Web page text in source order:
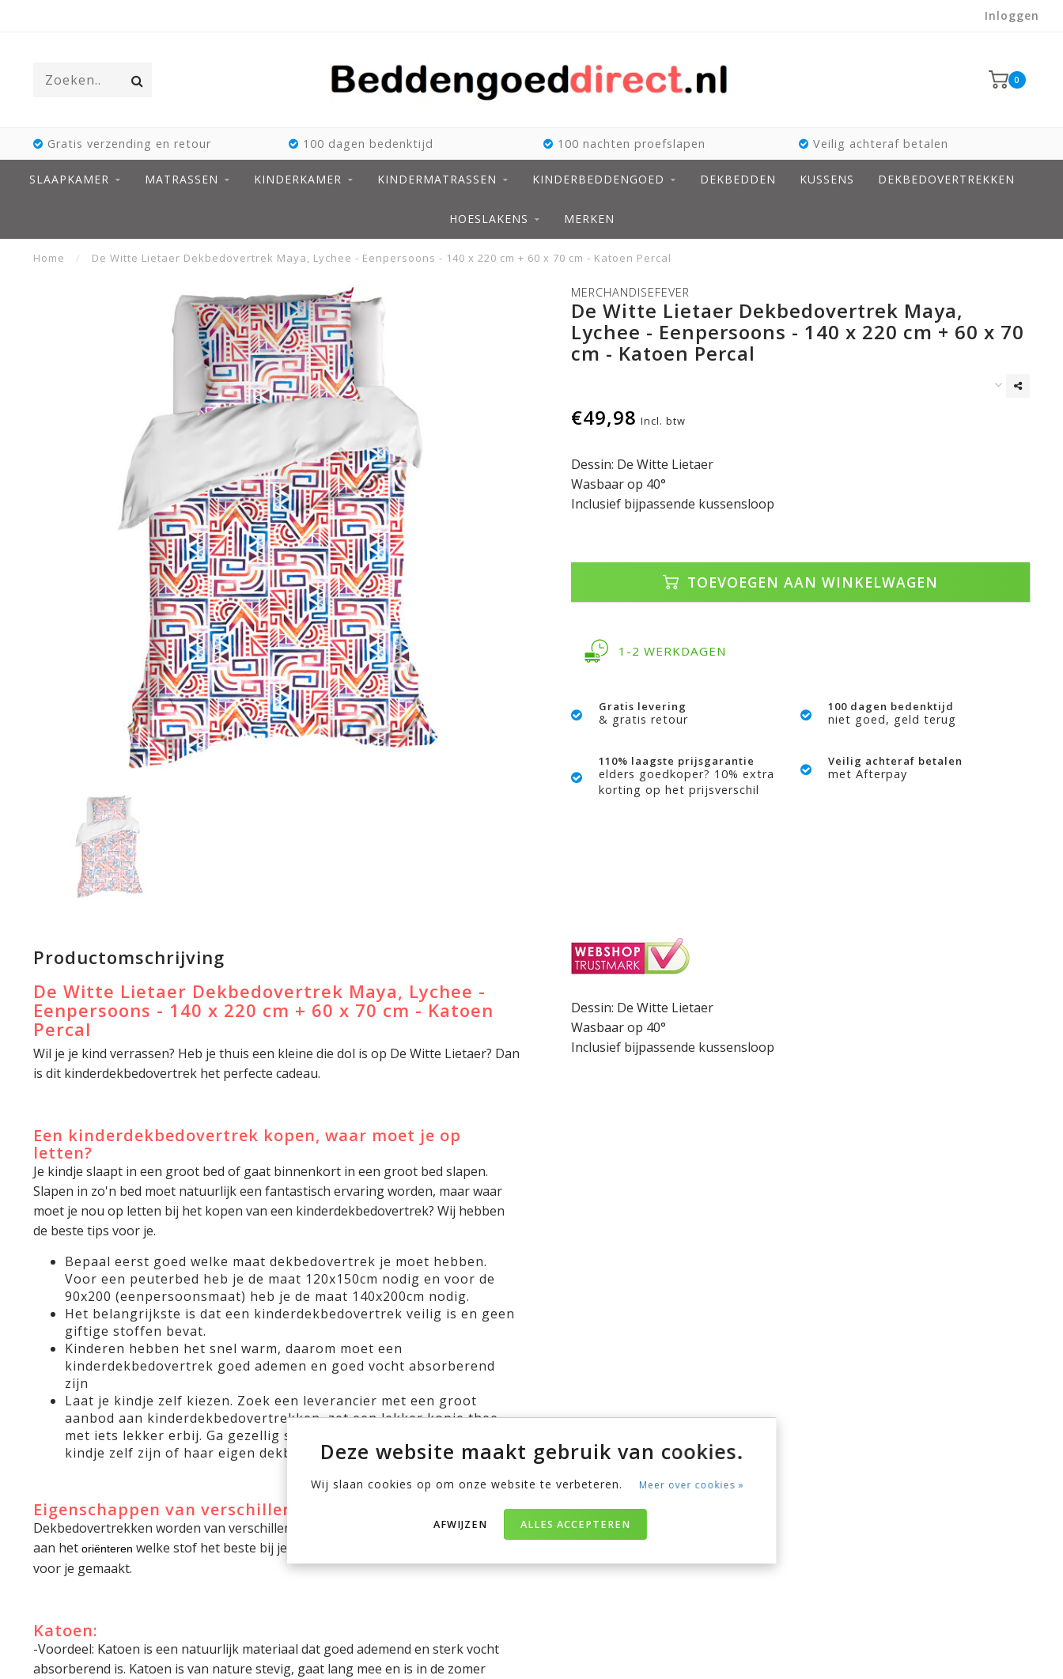
Inloggen
0
Gratis verzending en retour 100 dagen bedenktijd 100 nachten proefslapen Veilig achteraf betalen
SLAAPKAMER MATRASSEN KINDERKAMER KINDERMATRASSEN KINDERBEDDENGOED DEKBEDDEN KUSSENS DEKBEDOVERTREKKEN
HOESLAKENS MERKEN
Home / De Witte Lietaer Dekbedovertrek Maya, Lychee - Eenpersoons - 140 x 220 cm + 60 x 70 cm - Katoen Percal
MERCHANDISEFEVER
De Witte Lietaer Dekbedovertrek Maya,
Lychee - Eenpersoons - 140 x 220 cm + 60 x 70
cm - Katoen Percal
€49,98 Incl. btw
Dessin: De Witte Lietaer
Wasbaar op 40°
Inclusief bijpassende kussensloop
TOEVOEGEN AAN WINKELWAGEN
1-2 WERKDAGEN
Gratis levering
& gratis retour
100 dagen bedenktijd
niet goed, geld terug
110% laagste prijsgarantie
elders goedkoper? 10% extra
korting op het prijsverschil
Veilig achteraf betalen
met Afterpay
Productomschrijving
De Witte Lietaer Dekbedovertrek Maya, Lychee -
Eenpersoons - 140 x 220 cm + 60 x 70 cm - Katoen
Percal
Wil je je kind verrassen? Heb je thuis een kleine die dol is op De Witte Lietaer? Dan
is dit kinderdekbedovertrek het perfecte cadeau.
Een kinderdekbedovertrek kopen, waar moet je op
letten?
Je kindje slaapt in een groot bed of gaat binnenkort in een groot bed slapen.
Slapen in zo'n bed moet natuurlijk een fantastisch ervaring worden, maar waar
moet je nou op letten bij het kopen van een kinderdekbedovertrek? Wij hebben
de beste tips voor je.
Bepaal eerst goed welke maat dekbedovertrek je moet hebben.
Voor een peuterbed heb je de maat 120x150cm nodig en voor de
90x200 (eenpersoonsmaat) heb je de maat 140x200cm nodig.
Het belangrijkste is dat een kinderdekbedovertrek veilig is en geen
giftige stoffen bevat.
Kinderen hebben het snel warm, daarom moet een
kinderdekbedovertrek goed ademen en goed vocht absorberend
zijn
Laat je kindje zelf kiezen. Zoek een leverancier met een groot
aanbod aan kinderdekbedovertrekken, zet een lekker kopje thee
met iets lekker erbij. Ga gezellig samen ervoor zitten en laat je
kindje zelf zijn of haar eigen dekbedovertrek kiezen.
Eigenschappen van verschillende materialen
Dekbedovertrekken worden van verschillende materialen gemaakt. Ben je nog
aan het oriënteren welke stof het beste bij je kindje past? Wij hebben een overzicht
voor je gemaakt.
Katoen:
-Voordeel: Katoen is een natuurlijk materiaal dat goed ademend en sterk vocht
absorberend is. Katoen is van nature stevig, gaat lang mee en is in de zomer
Dessin: De Witte Lietaer
Wasbaar op 40°
Inclusief bijpassende kussensloop
Deze website maakt gebruik van cookies.
Wij slaan cookies op om onze website te verbeteren. Meer over cookies »
ALLES ACCEPTEREN
AFWIJZEN